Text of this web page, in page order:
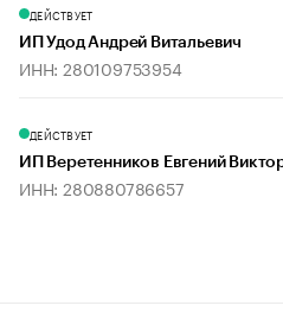
ДЕЙСТВУЕТ
ИП Удод Андрей Витальевич
ИНН: 280109753954
ДЕЙСТВУЕТ
ИП Веретенников Евгений
ИНН: 280880786657